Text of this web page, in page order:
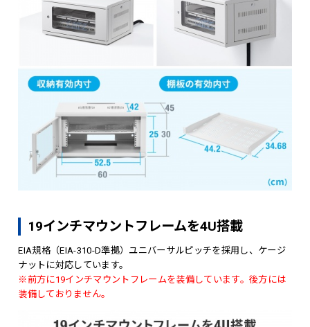
19インチマウントフレームを4U搭載
EIA規格（EIA-310-D準拠）ユニバーサルピッチを採用し、ケージ
ナットに対応しています。
※前方に19インチマウントフレームを装備しています。後方には
装備しておりません。